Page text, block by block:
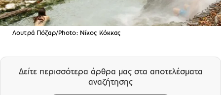
Λουτρά Πόζαρ/Photo: Νίκος Κόκκας
Δείτε περισσότερα άρθρα μας στα αποτελέσματα
αναζήτησης